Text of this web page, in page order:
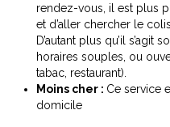
rendez-vous, il est plus
et d’aller chercher le
D’autant plus qu’il s’agit
horaires souples, ou
tabac, restaurant).
Moins cher : Ce service
domicile